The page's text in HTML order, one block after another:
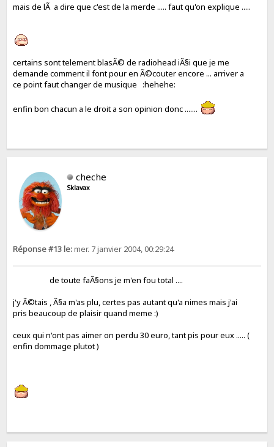
mais de lÃ a dire que c'est de la merde ..... faut qu'on explique .....
certains sont telement blasÃ© de radiohead iÃ§i que je me
demande comment il font pour en Ã©couter encore ... arriver a
ce point faut changer de musique :hehehe:
enfin bon chacun a le droit a son opinion donc .......
cheche
Sklavax
Réponse #13 le:mer. 7 janvier 2004, 00:29:24
de toute faÃ§ons je m'en fou total ....
j'y Ã©tais , Ã§a m'as plu, certes pas autant qu'a nimes mais j'ai
pris beaucoup de plaisir quand meme :)
ceux qui n'ont pas aimer on perdu 30 euro, tant pis pour eux ..... (
enfin dommage plutot )